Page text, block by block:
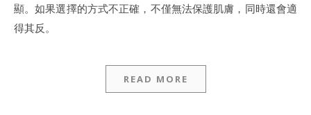
顯。如果選擇的方式不正確，不僅無法保護肌膚，同時還會適
得其反。
READ MORE